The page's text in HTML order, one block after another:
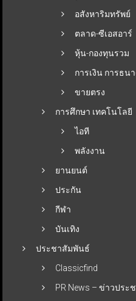
อสังหาริมทรัพย์
ตลาด-ซีเอสอาร์
หุ้น-กองทุนรวม
การเงิน การธน
ขายตรง
การศึกษา เทคโนโลยี
ไอที
พลังงาน
ยานยนต์
ประกัน
กีฬา
บันเทิง
ประชาสัมพันธ์
Classicfind
PR News – ข่าวประ